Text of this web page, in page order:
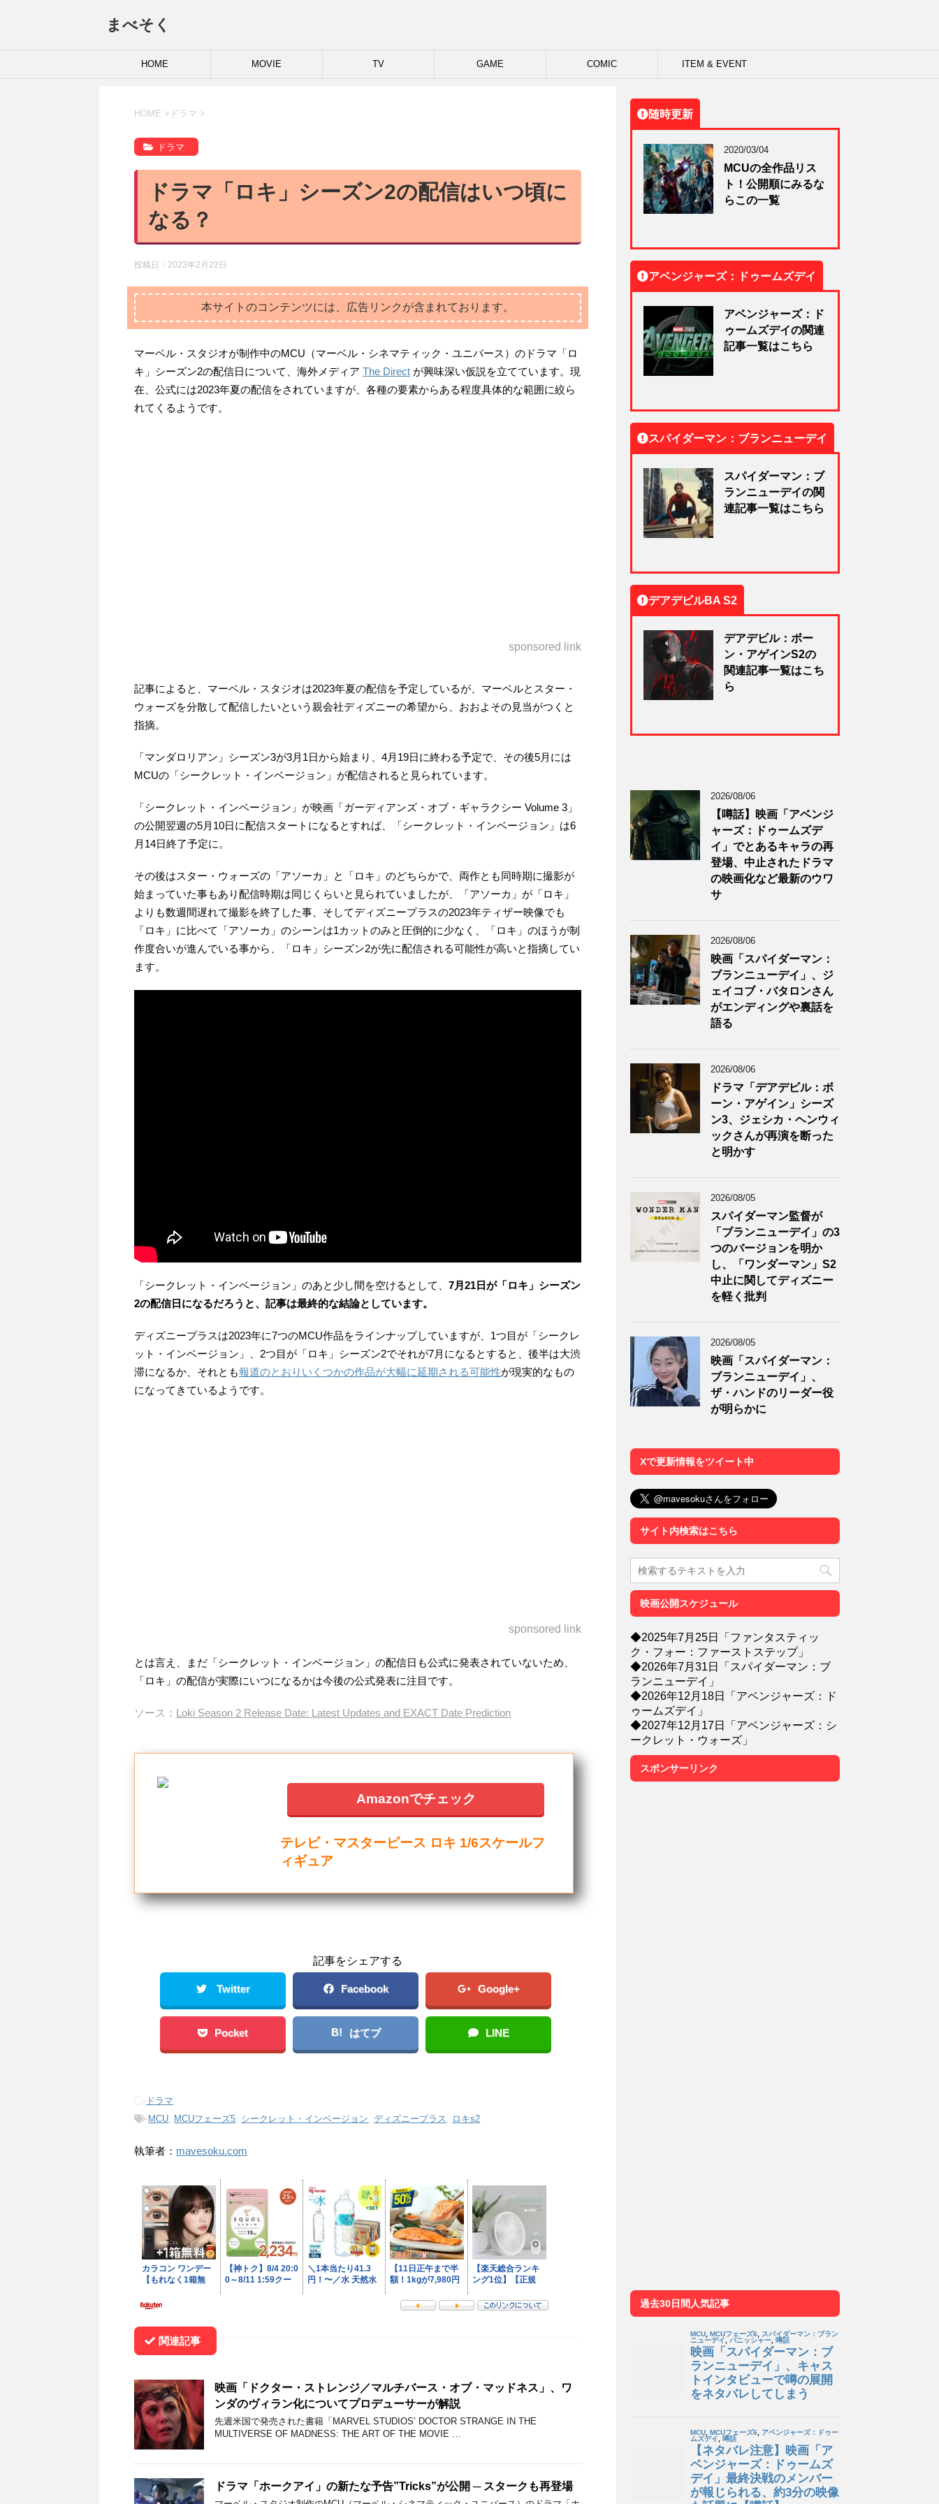
まべそく
HOME MOVIE TV GAME COMIC ITEM & EVENT
HOME > ドラマ >
ドラマ
ドラマ「ロキ」シーズン2の配信はいつ頃に
なる？
投稿日： 2023年2月22日
本サイトのコンテンツには、広告リンクが含まれております。
マーベル・スタジオが制作中のMCU（マーベル・シネマティック・ユニバース）のドラマ「ロ
キ」シーズン2の配信日について、海外メディア The Direct が興味深い仮説を立てています。現
在、公式には2023年夏の配信をされていますが、各種の要素からある程度具体的な範囲に絞ら
れてくるようです。
sponsored link
記事によると、マーベル・スタジオは2023年夏の配信を予定しているが、マーベルとスター・
ウォーズを分散して配信したいという親会社ディズニーの希望から、おおよその見当がつくと
指摘。
「マンダロリアン」シーズン3が3月1日から始まり、4月19日に終わる予定で、その後5月には
MCUの「シークレット・インベージョン」が配信されると見られています。
「シークレット・インベージョン」が映画「ガーディアンズ・オブ・ギャラクシー Volume 3」
の公開翌週の5月10日に配信スタートになるとすれば、「シークレット・インベージョン」は6
月14日終了予定に。
その後はスター・ウォーズの「アソーカ」と「ロキ」のどちらかで、両作とも同時期に撮影が
始まっていた事もあり配信時期は同じくらいと見られていましたが、「アソーカ」が「ロキ」
よりも数週間遅れて撮影を終了した事、そしてディズニープラスの2023年ティザー映像でも
「ロキ」に比べて「アソーカ」のシーンは1カットのみと圧倒的に少なく、「ロキ」のほうが制
作度合いが進んでいる事から、「ロキ」シーズン2が先に配信される可能性が高いと指摘してい
ます。
「シークレット・インベージョン」のあと少し間を空けるとして、 7月21日が「ロキ」シーズン
2の配信日になるだろうと、記事は最終的な結論としています。
ディズニープラスは2023年に7つのMCU作品をラインナップしていますが、1つ目が「シークレ
ット・インベージョン」、2つ目が「ロキ」シーズン2でそれが7月になるとすると、後半は大渋
滞になるか、それとも報道のとおりいくつかの作品が大幅に延期される可能性が現実的なもの
になってきているようです。
sponsored link
とは言え、まだ「シークレット・インベージョン」の配信日も公式に発表されていないため、
「ロキ」の配信が実際にいつになるかは今後の公式発表に注目です。
ソース： Loki Season 2 Release Date: Latest Updates and EXACT Date Prediction
Amazonでチェック
テレビ・マスターピース ロキ 1/6スケールフ
ィギュア
記事をシェアする
Twitter Facebook Google+
Pocket B! はてブ LINE
- ドラマ
-MCU MCUフェーズ5 シークレット・インベージョン ,ディズニープラス ロキs2
執筆者： mavesoku.com
関連記事
映画「ドクター・ストレンジ／マルチバース・オブ・マッドネス」、ワ
ンダのヴィラン化についてプロデューサーが解説
先週米国で発売された書籍「MARVEL STUDIOS’ DOCTOR STRANGE IN THE
MULTIVERSE OF MADNESS: THE ART OF THE MOVIE …
ドラマ「ホークアイ」の新たな予告”Tricks”が公開 ─ スタークも再登場
随時更新
2020/03/04
MCUの全作品リス
ト！公開順にみるな
らこの一覧
アベンジャーズ：ドゥームズデイ
アベンジャーズ：ド
ゥームズデイの関連
記事一覧はこちら
スパイダーマン：ブランニューデイ
スパイダーマン：ブ
ランニューデイの関
連記事一覧はこちら
デアデビルBA S2
デアデビル：ボー
ン・アゲインS2の
関連記事一覧はこち
ら
2026/08/06
【噂話】映画「アベンジ
ャーズ：ドゥームズデ
イ」でとあるキャラの再
登場、中止されたドラマ
の映画化など最新のウワ
サ
2026/08/06
映画「スパイダーマン：
ブランニューデイ」、ジ
ェイコブ・バタロンさん
がエンディングや裏話を
語る
2026/08/06
ドラマ「デアデビル：ボ
ーン・アゲイン」シーズ
ン3、ジェシカ・ヘンウィ
ックさんが再演を断った
と明かす
2026/08/05
スパイダーマン監督が
「ブランニューデイ」の3
つのバージョンを明か
し、「ワンダーマン」S2
中止に関してディズニー
を軽く批判
2026/08/05
映画「スパイダーマン：
ブランニューデイ」、
ザ・ハンドのリーダー役
が明らかに
Xで更新情報をツイート中
サイト内検索はこちら
映画公開スケジュール
◆2025年7月25日「ファンタスティッ
ク・フォー：ファーストステップ」
◆2026年7月31日「スパイダーマン：ブ
ランニューデイ」
◆2026年12月18日「アベンジャーズ：ド
ゥームズデイ」
◆2027年12月17日「アベンジャーズ：シ
ークレット・ウォーズ」
スポンサーリンク
過去30日間人気記事